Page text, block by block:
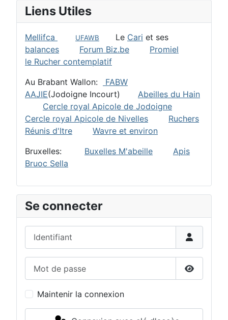
Liens Utiles
Mellifca UFAWB Le Cari et ses
balances
Forum Biz.be
Promiel
le Rucher contemplatif
Au Brabant Wallon:
FABW
AAJIE(Jodoigne Incourt) Abeilles du Hain
Cercle royal Apicole de Jodoigne
Cercle royal Apicole de Nivelles
Ruchers
Réunis d'Itre
Wavre et environ
Bruxelles: Buxelles M'abeille
Apis
Bruoc Sella
Se connecter
Afficher
Maintenir la connexion